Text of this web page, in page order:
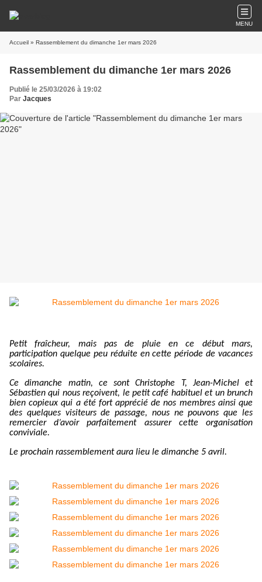
MENU
Accueil » Rassemblement du dimanche 1er mars 2026
Rassemblement du dimanche 1er mars 2026
Publié le 25/03/2026 à 19:02
Par Jacques
Petit fraîcheur, mais pas de pluie en ce début mars,
participation quelque peu réduite en cette période de vacances
scolaires.
Ce dimanche matin, ce sont Christophe T, Jean-Michel et
Sébastien qui nous reçoivent, le petit café habituel et un brunch
bien copieux qui a été fort apprécié de nos membres ainsi que
des quelques visiteurs de passage, nous ne pouvons que les
remercier d’avoir parfaitement assurer cette organisation
conviviale.
Le prochain rassemblement aura lieu le dimanche 5 avril.